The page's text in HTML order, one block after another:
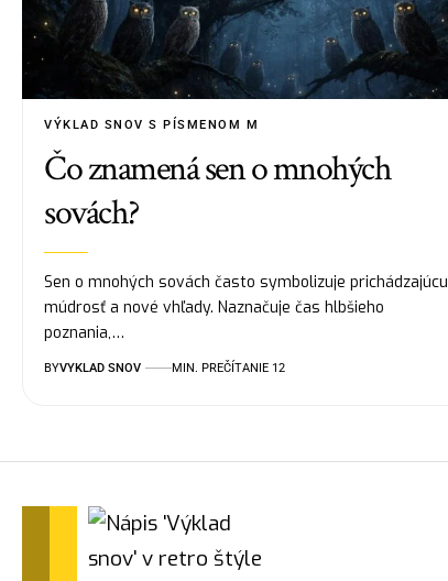
VÝKLAD SNOV S PÍSMENOM M
Čo znamená sen o mnohých
sovách?
Sen o mnohých sovách často symbolizuje prichádzajúcu
múdrosť a nové vhľady. Naznačuje čas hlbšieho
poznania,…
BYVYKLAD SNOV MIN. PREČÍTANIE 12